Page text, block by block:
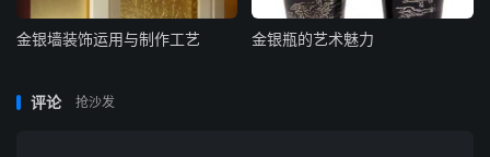
金银墙装饰运用与制作工艺 金银瓶的艺术魅力
评论 抢沙发